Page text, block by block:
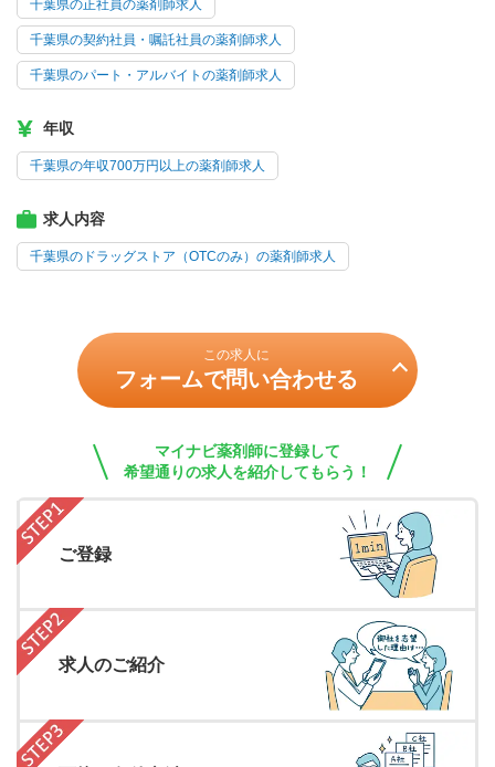
千葉県の正社員の薬剤師求人
千葉県の契約社員・嘱託社員の薬剤師求人
千葉県のパート・アルバイトの薬剤師求人
年収
千葉県の年収700万円以上の薬剤師求人
求人内容
千葉県のドラッグストア（OTCのみ）の薬剤師求人
この求人に
フォームで問い合わせる
マイナビ薬剤師に登録して
希望通りの求人を紹介してもらう！
ご登録
求人のご紹介